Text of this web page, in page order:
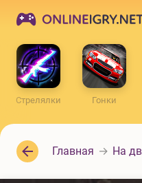
Стрелялки Гонки
Главная На